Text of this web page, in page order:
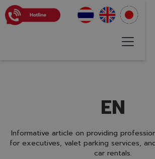
EN
Informative article on providing
for executives, valet parking services,
car rentals.